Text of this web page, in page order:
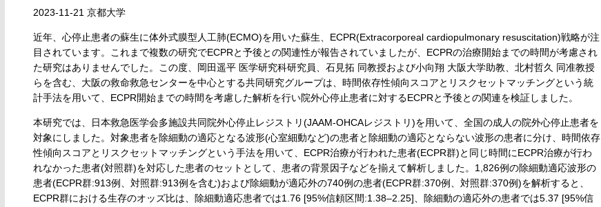
2023-11-21 京都大学
近年、心停止患者の蘇生に体外式膜型人工肺(ECMO)を用いた蘇生、ECPR(Extracorporeal cardiopulmonary resuscitation)戦略が注
目されています。これまで複数の研究でECPRと予後との関連性が報告されていましたが、ECPRの治療開始までの時間が考慮され
た研究はありませんでした。この度、岡田遥平 医学研究科研究員、石見拓 同教授および小向翔 大阪大学助教、北村哲久 同准教授
らを含む、大阪の救命救急センターを中心とする共同研究グループは、時間依存性傾向スコアとリスクセットマッチングという統
計手法を用いて、ECPR開始までの時間を考慮した解析を行い院外心停止患者に対するECPRと予後との関連を検証しました。
本研究では、日本救急医学会多施設共同院外心停止レジストリ(JAAM-OHCAレジストリ)を用いて、全国の成人の院外心停止患者を
対象にしました。対象患者を除細動の適応となる波形(心室細動など)の患者と除細動の適応とならない波形の患者に分け、時間依存
性傾向スコアとリスクセットマッチングという手法を用いて、ECPR治療が行われた患者(ECPR群)と同じ時間にECPR治療が行わ
れなかった患者(対照群)を対応した患者のセットとして、患者の背景因子などを揃えて解析しました。1,826例の除細動適応波形の
患者(ECPR群:913例、対照群:913例を含む)および除細動が適応外の740例の患者(ECPR群:370例、対照群:370例)を解析すると、
ECPR群における生存のオッズ比は、除細動適応患者では1.76 [95%信頼区間:1.38–2.25]、除細動の適応外の患者では5.37 [95%信